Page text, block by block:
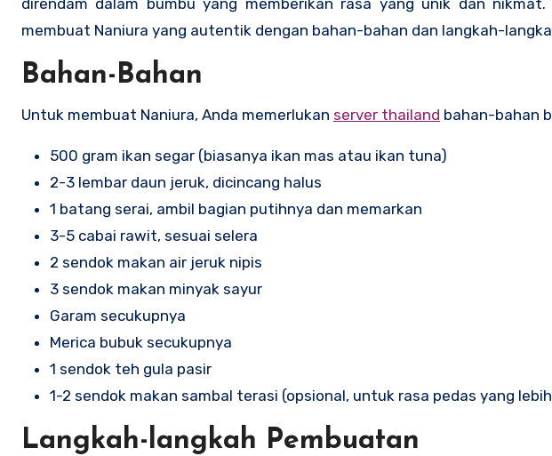
direndam dalam bumbu yang memberikan rasa yang unik dan
membuat Naniura yang autentik dengan bahan-bahan dan langkah-
Bahan-Bahan
Untuk membuat Naniura, Anda memerlukan server thailand bahan-bahan
500 gram ikan segar (biasanya ikan mas atau ikan tuna)
2-3 lembar daun jeruk, dicincang halus
1 batang serai, ambil bagian putihnya dan memarkan
3-5 cabai rawit, sesuai selera
2 sendok makan air jeruk nipis
3 sendok makan minyak sayur
Garam secukupnya
Merica bubuk secukupnya
1 sendok teh gula pasir
1-2 sendok makan sambal terasi (opsional, untuk rasa pedas yang
Langkah-langkah Pembuatan